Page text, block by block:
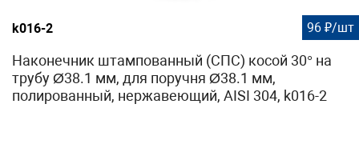
k016-2 96 ₽/шт
Наконечник штампованный (СПС) косой 30° на
трубу Ø38.1 мм, для поручня Ø38.1 мм,
полированный, нержавеющий, AISI 304, k016-2